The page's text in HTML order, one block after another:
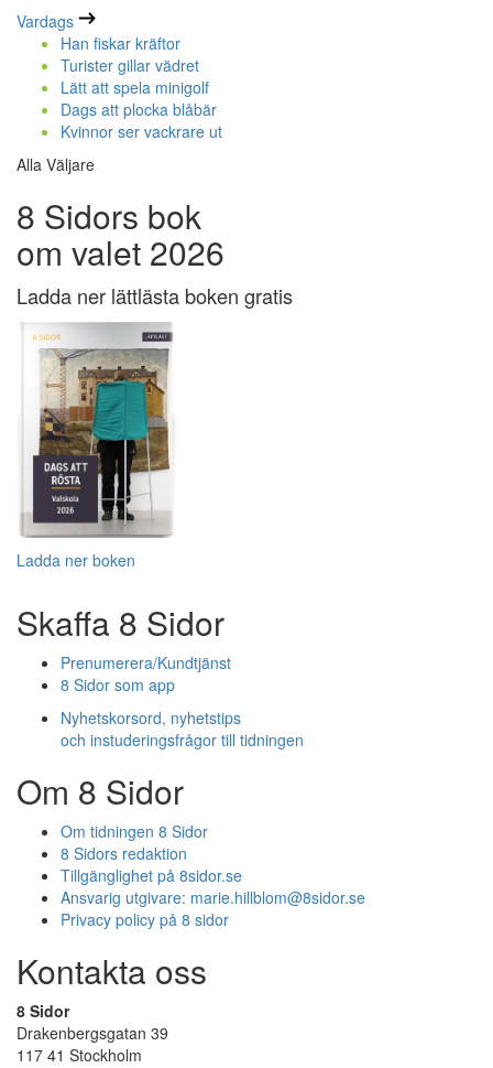
Vardags
Han fiskar kräftor
Turister gillar vädret
Lätt att spela minigolf
Dags att plocka blåbär
Kvinnor ser vackrare ut
Alla Väljare
8 Sidors bok
om valet 2026
Ladda ner lättlästa boken gratis
Ladda ner boken
Skaffa 8 Sidor
Prenumerera/Kundtjänst
8 Sidor som app
Nyhetskorsord, nyhetstips
och instuderingsfrågor till tidningen
Om 8 Sidor
Om tidningen 8 Sidor
8 Sidors redaktion
Tillgänglighet på 8sidor.se
Ansvarig utgivare: marie.hillblom@8sidor.se
Privacy policy på 8 sidor
Kontakta oss
8 Sidor
Drakenbergsgatan 39
117 41 Stockholm